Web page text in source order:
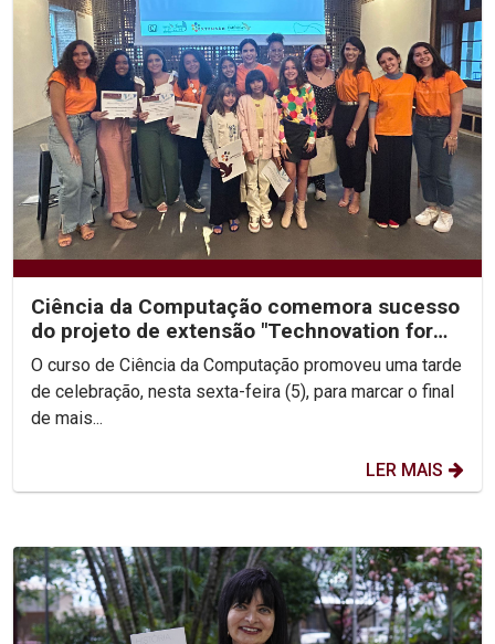
Ciência da Computação comemora sucesso
do projeto de extensão "Technovation for
Girls 2023"
O curso de Ciência da Computação promoveu uma tarde
de celebração, nesta sexta-feira (5), para marcar o final
de mais...
LER MAIS